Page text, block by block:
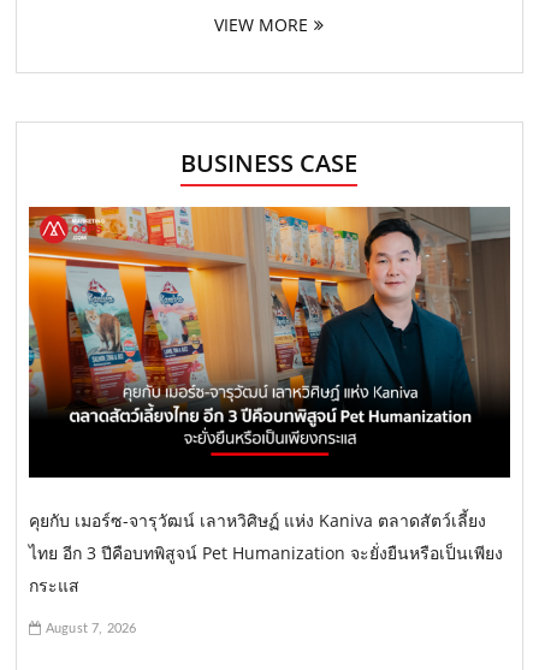
VIEW MORE
BUSINESS CASE
คุยกับ เมอร์ซ-จารุวัฒน์ เลาหวิศิษฏ์ แห่ง Kaniva ตลาดสัตว์เลี้ยง
ไทย อีก 3 ปีคือบทพิสูจน์ Pet Humanization จะยั่งยืนหรือเป็นเพียง
กระแส
August 7, 2026